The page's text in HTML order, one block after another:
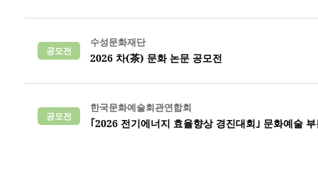
공모전
수성문화재단
2026 차(茶) 문화 논문 공모전
공모전
한국문화예술회관연합회
｢2026 전기에너지 효율향상 경진대회｣ 문화예술